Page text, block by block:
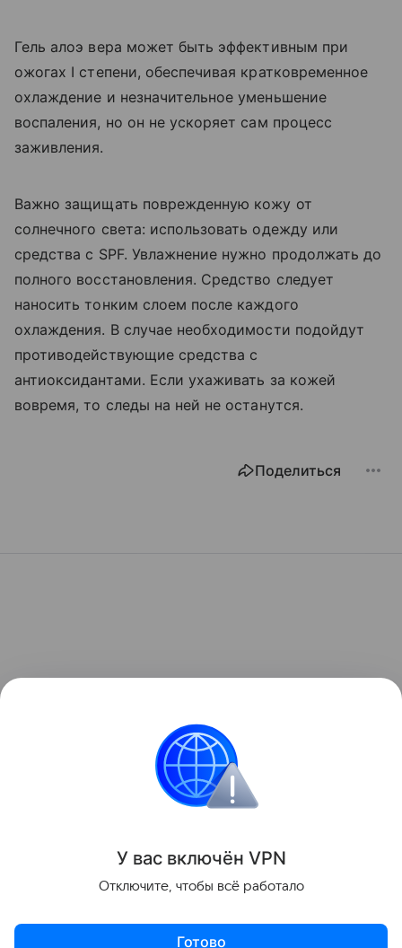
Гель алоэ вера может быть эффективным при
ожогах I степени, обеспечивая кратковременное
охлаждение и незначительное уменьшение
воспаления, но он не ускоряет сам процесс
заживления.
Важно защищать поврежденную кожу от
солнечного света: использовать одежду или
средства с SPF. Увлажнение нужно продолжать до
полного восстановления. Средство следует
наносить тонким слоем после каждого
охлаждения. В случае необходимости подойдут
противодействующие средства с
антиоксидантами. Если ухаживать за кожей
вовремя, то следы на ней не останутся.
Поделиться
У вас включён VPN
Отключите, чтобы всё работало
Готово